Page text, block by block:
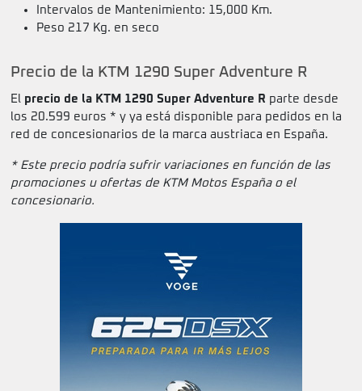
Intervalos de Mantenimiento: 15,000 Km.
Peso 217 Kg. en seco
Precio de la KTM 1290 Super Adventure R
El precio de la KTM 1290 Super Adventure R parte desde
los 20.599 euros * y ya está disponible para pedidos en la
red de concesionarios de la marca austriaca en España.
* Este precio podría sufrir variaciones en función de las
promociones u ofertas de KTM Motos España o el
concesionario.